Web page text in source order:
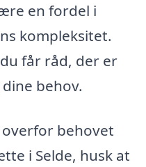
en fordel i
kompleksitet.
får råd, der er
behov.
behovet
i Selde, husk at